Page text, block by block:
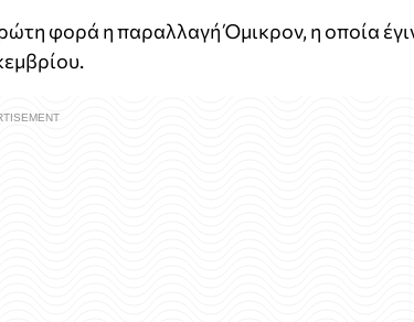
φορά η παραλλαγή Όμικρον, η οποία